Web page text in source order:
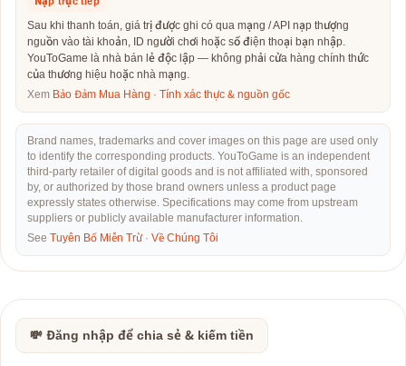
Sau khi thanh toán, giá trị được ghi có qua mạng / API nạp thượng
nguồn vào tài khoản, ID người chơi hoặc số điện thoại bạn nhập.
YouToGame là nhà bán lẻ độc lập — không phải cửa hàng chính thức
của thương hiệu hoặc nhà mạng.
Xem Bảo Đảm Mua Hàng · Tính xác thực & nguồn gốc
Brand names, trademarks and cover images on this page are used only
to identify the corresponding products. YouToGame is an independent
third-party retailer of digital goods and is not affiliated with, sponsored
by, or authorized by those brand owners unless a product page
expressly states otherwise. Specifications may come from upstream
suppliers or publicly available manufacturer information.
See Tuyên Bố Miễn Trừ· Về Chúng Tôi
💸 Đăng nhập để chia sẻ & kiếm tiền